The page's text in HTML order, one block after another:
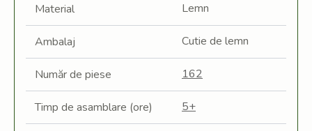
Material Lemn
Ambalaj Cutie de lemn
Număr de piese 162
Timp de asamblare (ore) 5+